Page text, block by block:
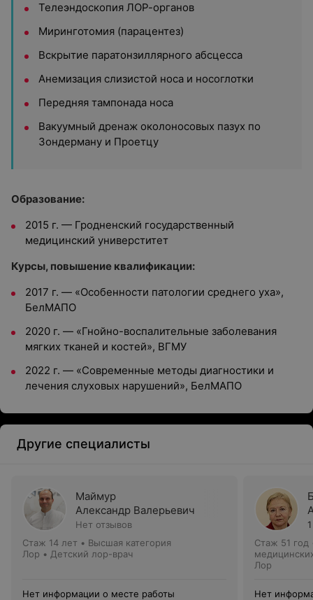
Телеэндоскопия ЛОР-органов
Миринготомия (парацентез)
Вскрытие паратонзиллярного абсцесса
Анемизация слизистой носа и носоглотки
Передняя тампонада носа
Вакуумный дренаж околоносовых пазух по
Зондерману и Проетцу
Образование:
2015 г. — Гродненский государственный
медицинский универститет
Курсы, повышение квалификации:
2017 г. — «Особенности патологии среднего уха»,
БелМАПО
2020 г. — «Гнойно-воспалительные заболевания
мягких тканей и костей», ВГМУ
2022 г. — «Современные методы диагностики и
лечения слуховых нарушений», БелМАПО
Другие специалисты
Маймур
Александр Валерьевич
Нет отзывов
Стаж 14 лет • Высшая категория
Лор • Детский лор-врач
Нет информации о месте работы
Стаж 51 год
Лор
Нет